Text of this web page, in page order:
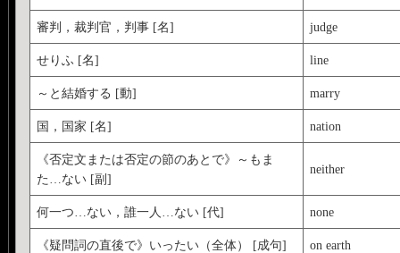
審判，裁判官，判事 [名] judge
せりふ [名] line
～と結婚する [動] marry
国，国家 [名] nation
《否定文または否定の節のあとで》～もま
た…ない [副]
neither
何一つ…ない，誰一人…ない [代] none
《疑問詞の直後で》いったい（全体） [成句] on earth